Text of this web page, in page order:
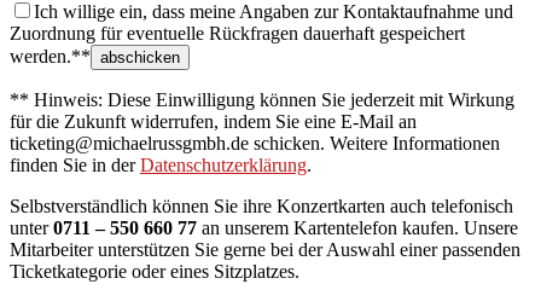
Ich willige ein, dass meine Angaben zur Kontaktaufnahme und
Zuordnung für eventuelle Rückfragen dauerhaft gespeichert
werden.**
** Hinweis: Diese Einwilligung können Sie jederzeit mit Wirkung
für die Zukunft widerrufen, indem Sie eine E-Mail an
ticketing@michaelrussgmbh.de schicken. Weitere Informationen
finden Sie in derDatenschutzerklärung.
Selbstverständlich können Sie ihre Konzertkarten auch telefonisch
unter0711 – 550 660 77 an unserem Kartentelefon kaufen. Unsere
Mitarbeiter unterstützen Sie gerne bei der Auswahl einer passenden
Ticketkategorie oder eines Sitzplatzes.